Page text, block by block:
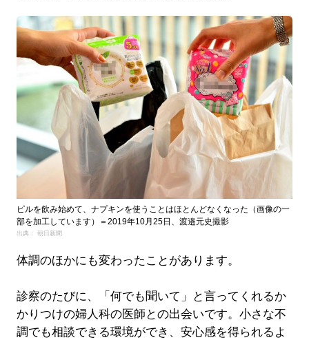
ピルを飲み始めて、ナプキンを使うことはほとんどなくなった（画像の一
部を加工しています）＝2019年10月25日、渡邉元史撮影
出典： 朝日新聞
体調のほかにも変わったことがあります。
診察のたびに、「何でも聞いて」と言ってくれるか
かりつけの婦人科の医師との出会いです。小さな不
調でも相談できる環境ができ、安心感を得られるよ